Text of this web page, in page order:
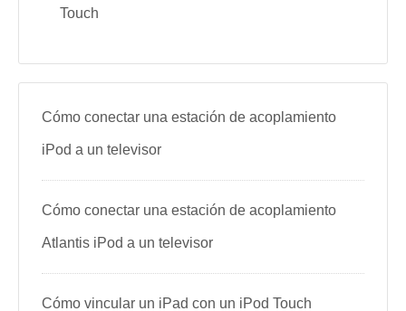
Touch
Cómo conectar una estación de acoplamiento
iPod a un televisor
Cómo conectar una estación de acoplamiento
Atlantis iPod a un televisor
Cómo vincular un iPad con un iPod Touch